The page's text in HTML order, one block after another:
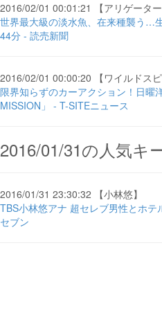
2016/02/01 00:01:21 【アリゲーター
世界最大級の淡水魚、在来種襲う…
44分 - 読売新聞
2016/02/01 00:00:20 【ワイルドスピ
限界知らずのカーアクション！日曜
MISSION」 - T-SITEニュース
2016/01/31の人気キ
2016/01/31 23:30:32 【小林悠】
TBS小林悠アナ 超セレブ男性とホテ
セブン